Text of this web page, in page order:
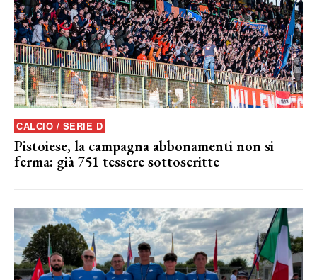
CALCIO / SERIE D
Pistoiese, la campagna abbonamenti non si
ferma: già 751 tessere sottoscritte